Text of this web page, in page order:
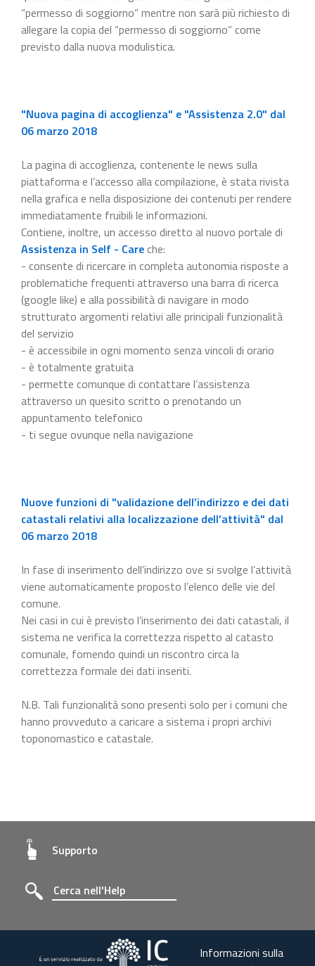
“permesso di soggiorno” mentre non sarà più richiesto di
allegare la copia del “permesso di soggiorno” come
previsto dalla nuova modulistica.
"Nuova pagina di accoglienza" e "Assistenza 2.0" dal
06 marzo 2018
La pagina di accoglienza, contenente le news sulla
piattaforma e l’accesso alla compilazione, è stata rivista
nella grafica e nella disposizione dei contenuti per rendere
immediatamente fruibili le informazioni.
Contiene, inoltre, un accesso diretto al nuovo portale di
Assistenza in Self - Careche:
- consente di ricercare in completa autonomia risposte a
problematiche frequenti attraverso una barra di ricerca
(google like) e alla possibilità di navigare in modo
strutturato argomenti relativi alle principali funzionalità
del servizio
- è accessibile in ogni momento senza vincoli di orario
- è totalmente gratuita
- permette comunque di contattare l’assistenza
attraverso un quesito scritto o prenotando un
appuntamento telefonico
- ti segue ovunque nella navigazione
Nuove funzioni di "validazione dell’indirizzo e dei dati
catastali relativi alla localizzazione dell’attività" dal
06 marzo 2018
In fase di inserimento dell’indirizzo ove si svolge l’attività
viene automaticamente proposto l’elenco delle vie del
comune.
Nei casi in cui è previsto l’inserimento dei dati catastali, il
sistema ne verifica la correttezza rispetto al catasto
comunale, fornendo quindi un riscontro circa la
correttezza formale dei dati inseriti.
N.B. Tali funzionalità sono presenti solo per i comuni che
hanno provveduto a caricare a sistema i propri archivi
toponomastico e catastale.
Supporto
Informazioni sulla